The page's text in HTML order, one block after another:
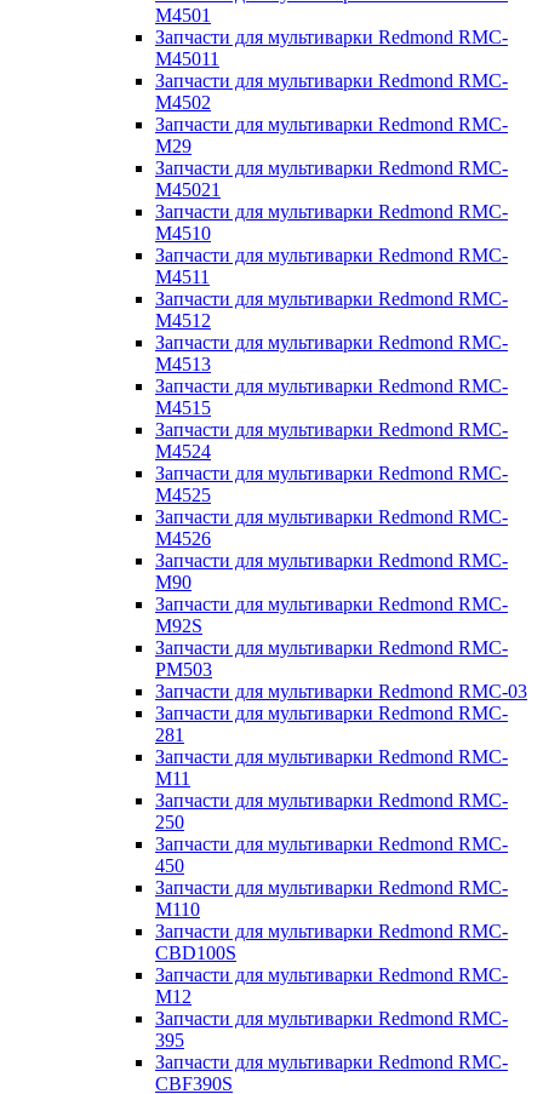
M4501
Запчасти для мультиварки Redmond RMC-
M45011
Запчасти для мультиварки Redmond RMC-
M4502
Запчасти для мультиварки Redmond RMC-
M29
Запчасти для мультиварки Redmond RMC-
M45021
Запчасти для мультиварки Redmond RMC-
M4510
Запчасти для мультиварки Redmond RMC-
M4511
Запчасти для мультиварки Redmond RMC-
M4512
Запчасти для мультиварки Redmond RMC-
M4513
Запчасти для мультиварки Redmond RMC-
M4515
Запчасти для мультиварки Redmond RMC-
M4524
Запчасти для мультиварки Redmond RMC-
M4525
Запчасти для мультиварки Redmond RMC-
M4526
Запчасти для мультиварки Redmond RMC-
M90
Запчасти для мультиварки Redmond RMC-
M92S
Запчасти для мультиварки Redmond RMC-
PM503
Запчасти для мультиварки Redmond RMC-03
Запчасти для мультиварки Redmond RMC-
281
Запчасти для мультиварки Redmond RMC-
M11
Запчасти для мультиварки Redmond RMC-
250
Запчасти для мультиварки Redmond RMC-
450
Запчасти для мультиварки Redmond RMC-
M110
Запчасти для мультиварки Redmond RMC-
CBD100S
Запчасти для мультиварки Redmond RMC-
M12
Запчасти для мультиварки Redmond RMC-
395
Запчасти для мультиварки Redmond RMC-
CBF390S